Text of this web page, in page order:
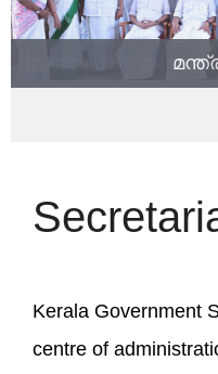
House
Booking
Jeevan
Awardees
Compassionate
Kerala Government
centre of